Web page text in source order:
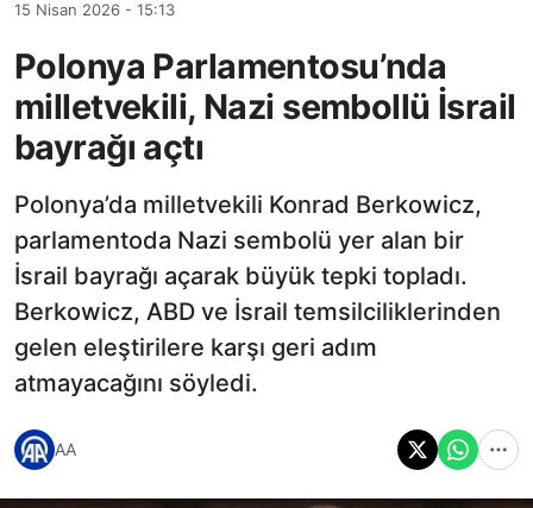
15 Nisan 2026 - 15:13
Polonya Parlamentosu’nda
milletvekili, Nazi sembollü İsrail
bayrağı açtı
Polonya’da milletvekili Konrad Berkowicz,
parlamentoda Nazi sembolü yer alan bir
İsrail bayrağı açarak büyük tepki topladı.
Berkowicz, ABD ve İsrail temsilciliklerinden
gelen eleştirilere karşı geri adım
atmayacağını söyledi.
AA